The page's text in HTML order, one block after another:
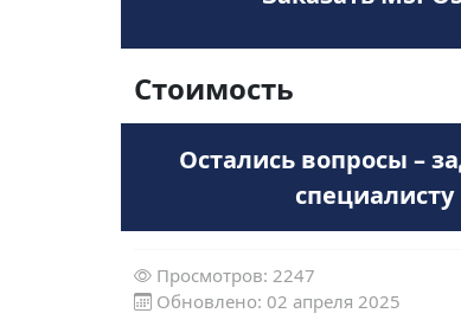
Стоимость
Остались вопросы –
специалисту
Просмотров: 2247
Обновлено: 02 апреля 2025